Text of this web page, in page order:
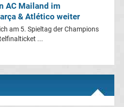
AC Mailand im
& Atlético weiter
am 5. Spieltag der Champions
...